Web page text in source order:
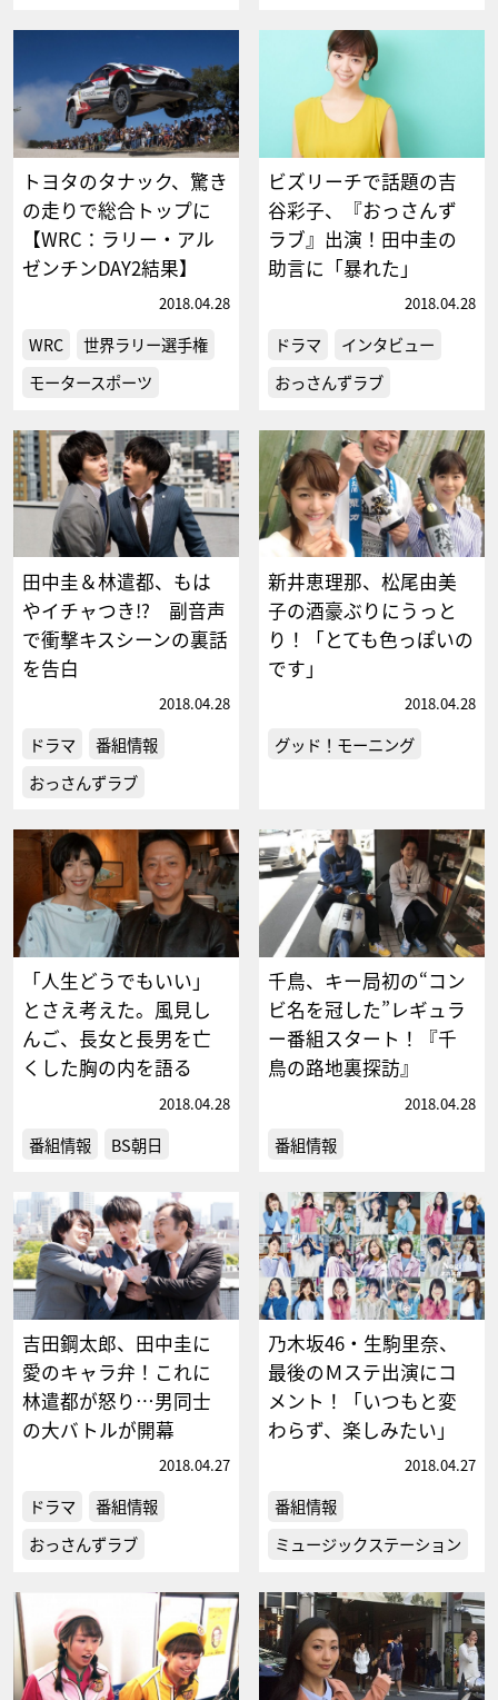
トヨタのタナック、驚き
の走りで総合トップに
【WRC：ラリー・アル
ゼンチンDAY2結果】
2018.04.28
WRC
世界ラリー選手権
モータースポーツ
ビズリーチで話題の吉
谷彩子、『おっさんず
ラブ』出演！田中圭の
助言に「暴れた」
2018.04.28
ドラマ
インタビュー
おっさんずラブ
田中圭＆林遣都、もは
やイチャつき!? 副音声
で衝撃キスシーンの裏話
を告白
2018.04.28
ドラマ
番組情報
おっさんずラブ
新井恵理那、松尾由美
子の酒豪ぶりにうっと
り！「とても色っぽいの
です」
2018.04.28
グッド！モーニング
「人生どうでもいい」
とさえ考えた。風見し
んご、長女と長男を亡
くした胸の内を語る
2018.04.28
番組情報 BS朝日
千鳥、キー局初の“コン
ビ名を冠した”レギュラ
ー番組スタート！『千
鳥の路地裏探訪』
2018.04.28
番組情報
吉田鋼太郎、田中圭に
愛のキャラ弁！これに
林遣都が怒り…男同士
の大バトルが開幕
2018.04.27
ドラマ
番組情報
おっさんずラブ
乃木坂46・生駒里奈、
最後のＭステ出演にコ
メント！「いつもと変
わらず、楽しみたい」
2018.04.27
番組情報
ミュージックステーション